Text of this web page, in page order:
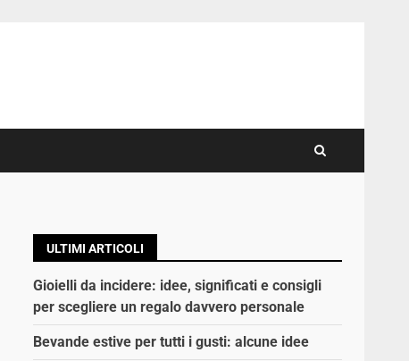
ULTIMI ARTICOLI
Gioielli da incidere: idee, significati e consigli
per scegliere un regalo davvero personale
Bevande estive per tutti i gusti: alcune idee